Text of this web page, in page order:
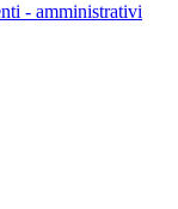
- amministrativi